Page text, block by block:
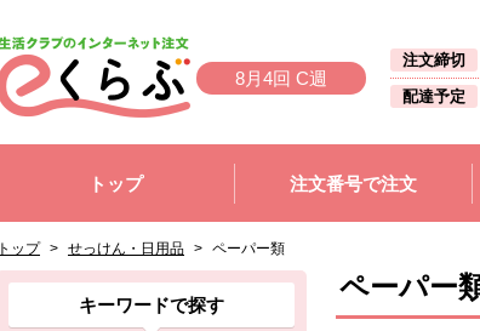
8月4回 C週
注文締切
配達予定
トップ
注文番号で注文
トップ > せっけん・日用品 > ペーパー類
ここから消費材検索メニューです。
キーワードで探す
消費材検索メニューここまで。
ここから本文です。
ここから組合員向けメニューです。
組合員向けメニューここまで。
ここから本文です。 ペーパー